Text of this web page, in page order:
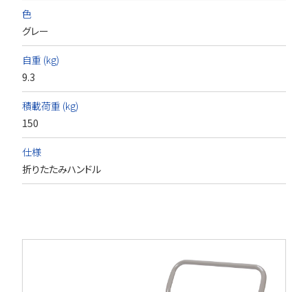
色
グレー
自重 (kg)
9.3
積載荷重 (kg)
150
仕様
折りたたみハンドル